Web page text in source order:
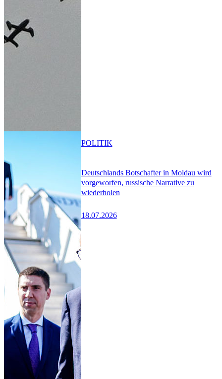
Deutschlands Botschafter in Moldau wird
vorgeworfen, russische Narrative zu
wiederholen
18.07.2026
POLITIK